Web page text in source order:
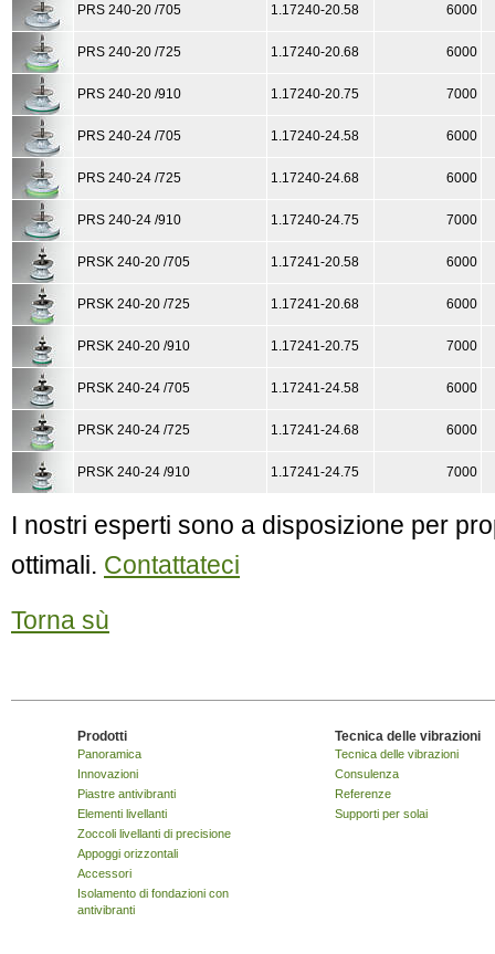
PRS 240-20 /705 1.17240-20.58 6000
PRS 240-20 /725 1.17240-20.68 6000
PRS 240-20 /910 1.17240-20.75 7000
PRS 240-24 /705 1.17240-24.58 6000
PRS 240-24 /725 1.17240-24.68 6000
PRS 240-24 /910 1.17240-24.75 7000
PRSK 240-20 /705 1.17241-20.58 6000
PRSK 240-20 /725 1.17241-20.68 6000
PRSK 240-20 /910 1.17241-20.75 7000
PRSK 240-24 /705 1.17241-24.58 6000
PRSK 240-24 /725 1.17241-24.68 6000
PRSK 240-24 /910 1.17241-24.75 7000
I nostri esperti sono a disposizione per
ottimali. Contattateci
Torna sù
Prodotti
Panoramica
Innovazioni
Piastre antivibranti
Elementi livellanti
Zoccoli livellanti di precisione
Appoggi orizzontali
Accessori
Isolamento di fondazioni con
antivibranti
Tecnica delle vibrazioni
Tecnica delle vibrazioni
Consulenza
Referenze
Supporti per solai